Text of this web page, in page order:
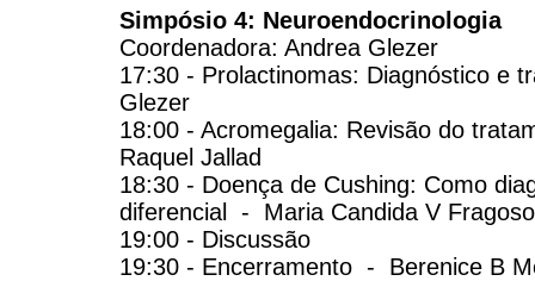
Simpósio 4: Neuroendocrinologia
Coordenadora: Andrea Glezer
17:30 - Prolactinomas: Diagnóstico e
Glezer
18:00 - Acromegalia: Revisão do
Raquel Jallad
18:30 - Doença de Cushing: Como
diferencial - Maria Candida V
19:00 - Discussão
19:30 - Encerramento - Berenice B